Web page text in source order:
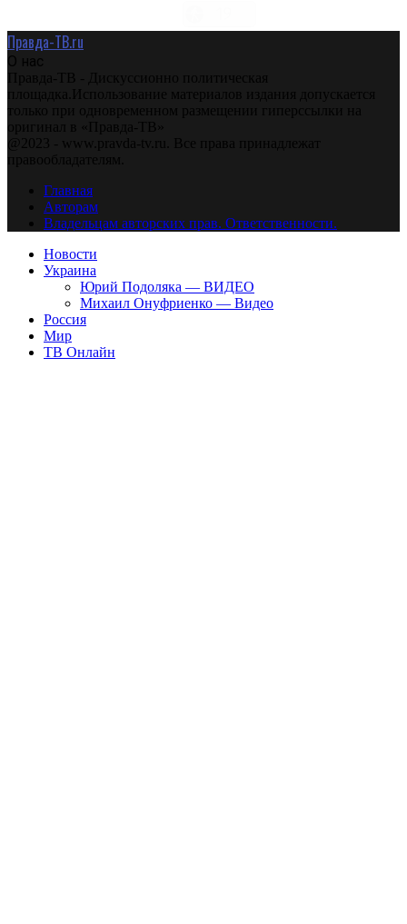
Правда-ТВ.ru
О нас
Правда-ТВ - Дискуссионно политическая
площадка.Использование материалов издания допускается
только при одновременном размещении гиперссылки на
оригинал в «Правда-ТВ»
@2023 - www.pravda-tv.ru. Все права принадлежат
правообладателям.
Главная
Авторам
Владельцам авторских прав. Ответственности.
Новости
Украина
Юрий Подоляка — ВИДЕО
Михаил Онуфриенко — Видео
Россия
Мир
ТВ Онлайн